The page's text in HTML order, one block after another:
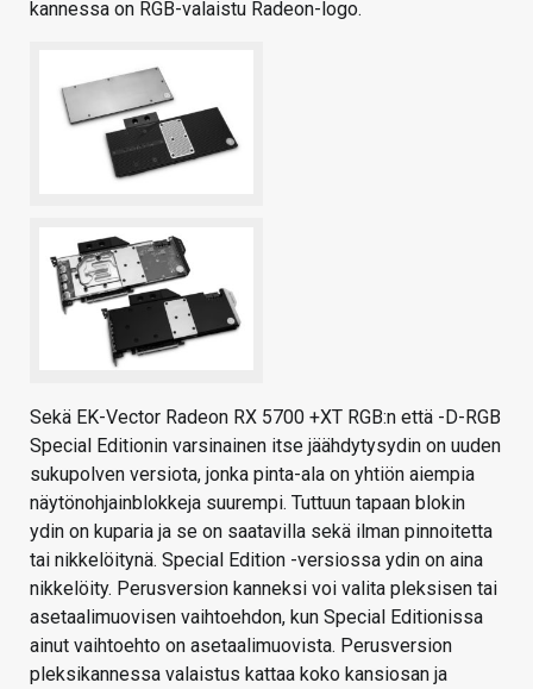
kannessa on RGB-valaistu Radeon-logo.
Sekä EK-Vector Radeon RX 5700 +XT RGB:n että -D-RGB
Special Editionin varsinainen itse jäähdytysydin on uuden
sukupolven versiota, jonka pinta-ala on yhtiön aiempia
näytönohjainblokkeja suurempi. Tuttuun tapaan blokin
ydin on kuparia ja se on saatavilla sekä ilman pinnoitetta
tai nikkelöitynä. Special Edition -versiossa ydin on aina
nikkelöity. Perusversion kanneksi voi valita pleksisen tai
asetaalimuovisen vaihtoehdon, kun Special Editionissa
ainut vaihtoehto on asetaalimuovista. Perusversion
pleksikannessa valaistus kattaa koko kansiosan ja